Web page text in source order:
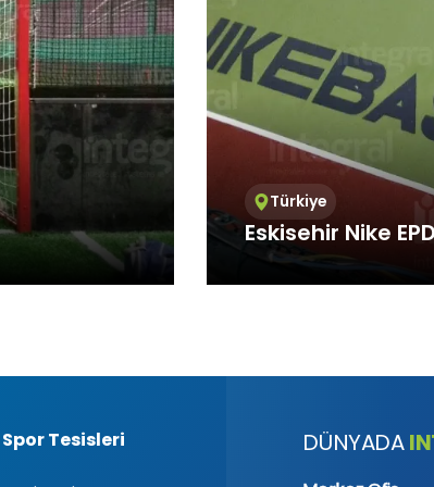
Spor
Türkiye
Eskisehir Nike
Integral Spor, which
Spor Tesisleri DÜNYADA
Çerezler
sitesinin düzgün şekilde çalışabilmesi için zorunlu
sitenin çalışmasını sağlamak yoluyla gerekli hizmet
güvenli bölümlerine erişmeye, özelliklerini
olanak verir.
şekli, ziyaret sıklığı ve sayısı, hakkında bilgi toplayan ve
geçtiğini gösterirler. Bu tür çerezlerin kullanım amacı,
performans arttırmak ve genel eğilim yönünü
sağlayabilecek verileri içermezler. Örneğin,
çok ziyaret edilen sayfaları gösterirler.
Çerezleri
reklamların sunulmasıdır.